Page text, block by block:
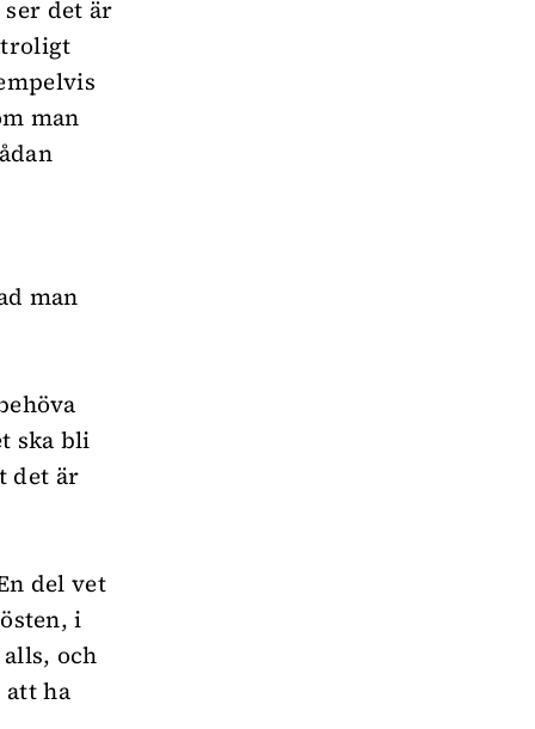
det är
man
man
ska bli
det är
del vet
i
och
ha